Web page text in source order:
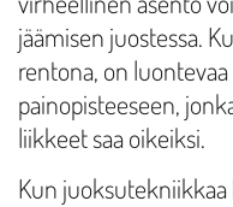
jäämisen juostessa.
rentona, on
painopisteeseen,
liikkeet saa oikeiksi.
Kun